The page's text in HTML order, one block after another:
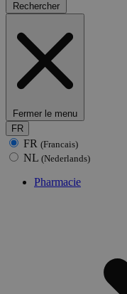
Rechercher
Fermer le menu
FR
FR (Francais)
NL (Nederlands)
Pharmacie